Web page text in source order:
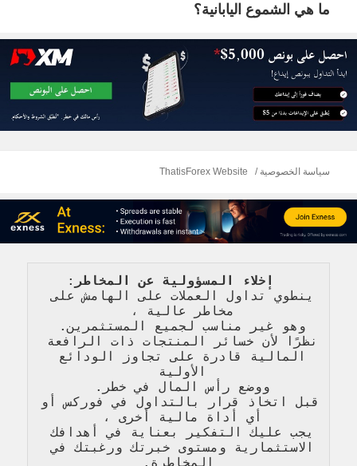
المقالة
ما هي الشموع اليابانية؟
سياسة الخصوصية ThatisForex Website
إخلاء المسؤولية عن المخاطر :
ينطوي تداول العملات على الهامش على
مخاطر عالية
،
وهو غير مناسب لجميع المستثمرين.
الأولية
ووضع رأس المال في خطر.
أي أداة مالية أخرى ،
يجب عليك التفكير بعناية في أهدافك
الاستثمارية ومستوى خبرتك ورغبتك في
المخاطرة .